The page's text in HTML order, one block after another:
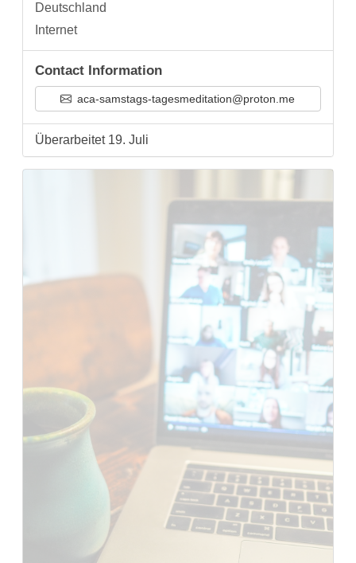
Deutschland
Internet
Contact Information
aca-samstags-tagesmeditation@proton.me
Überarbeitet 19. Juli